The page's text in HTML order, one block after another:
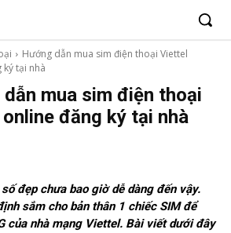
Hướng dẫn mua sim điện thoại Viettel
ký tại nhà
mua sim điện thoại
đăng ký tại nhà
đẹp chưa bao giờ dễ dàng đến vậy.
sắm cho bản thân 1 chiếc SIM để
của nhà mạng Viettel. Bài viết dưới đây